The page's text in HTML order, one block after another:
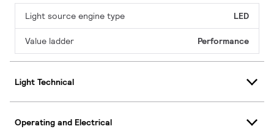
Light source engine type LED
Value ladder Performance
Light Technical
Operating and Electrical